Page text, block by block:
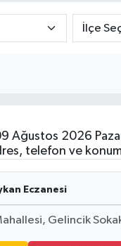
Ağustos 2026
telefon ve
Eczanesi
Gelincik
Puan Durumu ve